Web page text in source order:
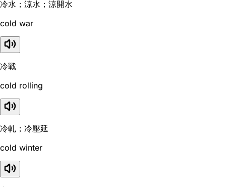
冷水；涼水；涼開水
cold war
冷戰
cold rolling
冷軋；冷壓延
cold winter